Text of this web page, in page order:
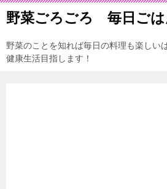
野菜ごろごろ 毎日ご
野菜のことを知れば毎日の料理も楽しい
健康生活目指します！